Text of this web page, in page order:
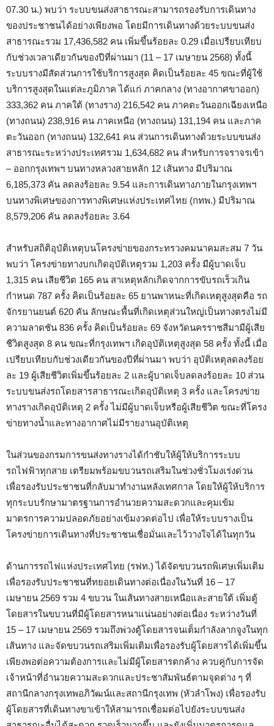
07.30 น.) พบว่า ระบบขนส่งสาธารณะสามารถรองรับการเดินทาง
ของประชาชนได้อย่างเพียงพอ โดยมีการเดินทางด้วยระบบขนส่ง
สาธารณะรวม 17,436,582 คน เพิ่มขึ้นร้อยละ 0.29 เมื่อเปรียบเทียบ
กับช่วงเวลาเดียวกันของปีที่ผ่านมา (11 – 17 เมษายน 2568) ทั้งนี้
ระบบรางมีสัดส่วนการใช้บริการสูงสุด คิดเป็นร้อยละ 45 ขณะที่ผู้ใช้
บริการสูงสุดในแต่ละภูมิภาค ได้แก่ ภาคกลาง (ทางอากาศขาออก)
333,362 คน ภาคใต้ (ทางราง) 216,542 คน ภาคตะวันออกเฉียงเหนือ
(ทางถนน) 238,916 คน ภาคเหนือ (ทางถนน) 131,194 คน และภาค
ตะวันออก (ทางถนน) 132,641 คน ส่วนการเดินทางด้วยระบบขนส่ง
สาธารณะระหว่างประเทศรวม 1,634,682 คน สำหรับการจราจรเข้า
– ออกกรุงเทพฯ บนทางหลวงสายหลัก 12 เส้นทาง มีปริมาณ
6,185,373 คัน ลดลงร้อยละ 9.54 และการเดินทางภายในกรุงเทพฯ
บนทางพิเศษของการทางพิเศษแห่งประเทศไทย (กทพ.) มีปริมาณ
8,579,206 คัน ลดลงร้อยละ 3.64
สำหรับสถิติอุบัติเหตุบนโครงข่ายของกระทรวงคมนาคมสะสม 7 วัน
พบว่า โครงข่ายทางบกเกิดอุบัติเหตุรวม 1,203 ครั้ง มีผู้บาดเจ็บ
1,315 คน เสียชีวิต 165 คน สาเหตุหลักเกิดจากการขับรถเร็วเกิน
กำหนด 787 ครั้ง คิดเป็นร้อยละ 65 ยานพาหนะที่เกิดเหตุสูงสุดคือ รถ
จักรยานยนต์ 620 คัน ลักษณะพื้นที่เกิดเหตุส่วนใหญ่เป็นทางตรงไม่มี
ความลาดชัน 836 ครั้ง คิดเป็นร้อยละ 69 จังหวัดนครราชสีมามีผู้เสีย
ชีวิตสูงสุด 8 คน ขณะที่กรุงเทพฯ เกิดอุบัติเหตุสูงสุด 58 ครั้ง ทั้งนี้ เมื่อ
เปรียบเทียบกับช่วงเดียวกันของปีที่ผ่านมา พบว่า อุบัติเหตุลดลงร้อย
ละ 19 ผู้เสียชีวิตเพิ่มขึ้นร้อยละ 2 และผู้บาดเจ็บลดลงร้อยละ 10 ส่วน
ระบบขนส่งรถโดยสารสาธารณะเกิดอุบัติเหตุ 3 ครั้ง และโครงข่าย
ทางรางเกิดอุบัติเหตุ 2 ครั้ง ไม่มีผู้บาดเจ็บหรือผู้เสียชีวิต ขณะที่โครง
ข่ายทางน้ำและทางอากาศไม่มีรายงานอุบัติเหตุ
ในส่วนของกรมการขนส่งทางรางได้กำชับให้ผู้ให้บริการระบบ
รถไฟฟ้าทุกสาย เตรียมพร้อมขบวนรถเสริมในช่วงชั่วโมงเร่งด่วน
เพื่อรองรับประชาชนที่กลับมาทำงานหลังเทศกาล โดยให้ผู้ให้บริการ
ทุกระบบรักษามาตรฐานการอำนวยความสะดวกและคุมเข้ม
มาตรการความปลอดภัยอย่างเข้มงวดต่อไป เพื่อให้ระบบรางเป็น
โครงข่ายการเดินทางที่ประชาชนเชื่อมั่นและไว้วางใจได้ในทุกวัน
ด้านการรถไฟแห่งประเทศไทย (รฟท.) ได้จัดขบวนรถพิเศษเพิ่มเติม
เพื่อรองรับประชาชนที่ทยอยเดินทางต่อเนื่องในวันที่ 16 – 17
เมษายน 2569 รวม 4 ขบวน ในเส้นทางสายเหนือและสายใต้ เพิ่มตู้
โดยสารในขบวนที่มีผู้โดยสารหนาแน่นอย่างต่อเนื่อง ระหว่างวันที่
15 – 17 เมษายน 2569 รวมถึงพ่วงตู้โดยสารจนเต็มกำลังลากจูงในทุก
เส้นทาง และจัดขบวนรถเสริมเพิ่มเติมเพื่อรองรับผู้โดยสารได้เพิ่มขึ้น
เพียงพอต่อความต้องการและไม่มีผู้โดยสารตกค้าง ควบคู่กับการจัด
เจ้าหน้าที่อำนวยความสะดวกและประชาสัมพันธ์ตามจุดต่าง ๆ ที่
สถานีกลางกรุงเทพอภิวัฒน์และสถานีกรุงเทพ (หัวลำโพง) เพื่อรองรับ
ผู้โดยสารที่เดินทางขาเข้าให้สามารถเชื่อมต่อไปยังระบบขนส่ง